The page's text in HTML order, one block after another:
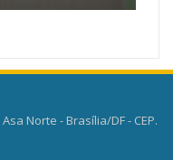
Norte - Brasília/DF - CEP.